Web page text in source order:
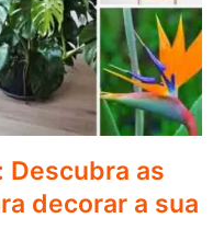
Descubra as
decorar a sua